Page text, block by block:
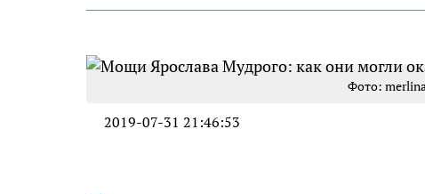
Фото:
2019-07-31 21:46:53